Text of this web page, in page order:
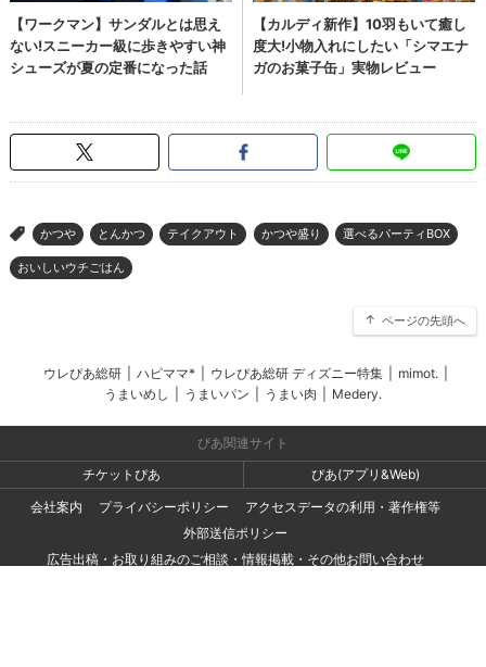
> かつや とんかつ テイクアウト かつや盛り 選べるパーティBOX
おいしいウチごはん
ページの先頭へ
ウレぴあ総研 ハピママ* ウレぴあ総研 ディズニー特集 mimot.
うまいめし
うまいパン うまい肉 Medery.
ぴあ関連サイト
チケットぴあ
ぴあ(アプリ&Web)
会社案内
プライバシーポリシー
アクセスデータの利用・著作権等
外部送信ポリシー
広告出稿・お取り組みのご相談・情報掲載・その他お問い合わせ